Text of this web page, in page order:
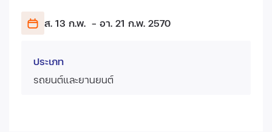
ส. 13 ก.พ. - อา. 21 ก.พ. 2570
ประเภท
รถยนต์และยานยนต์